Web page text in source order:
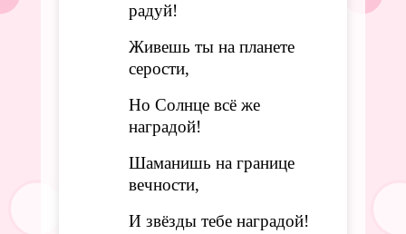
радуй!
Живешь ты на планете
серости,
Но Солнце всё же
наградой!
Шаманишь на границе
вечности,
И звёзды тебе наградой!